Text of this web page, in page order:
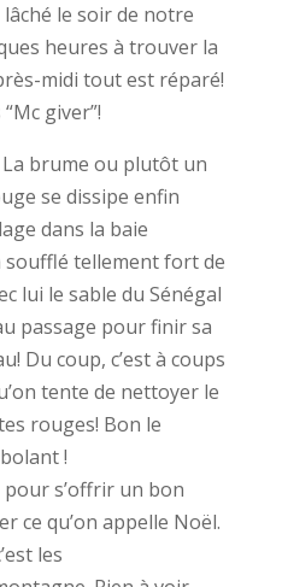
lâché le soir de notre
heures à trouver la
midi tout est réparé!
giver”!
La brume ou plutôt un
se dissipe enfin
dans la baie
soufflé tellement fort de
lui le sable du Sénégal
passage pour finir sa
Du coup, c’est à coups
tente de nettoyer le
rouges! Bon le
!
s’offrir un bon
ce qu’on appelle Noël.
les